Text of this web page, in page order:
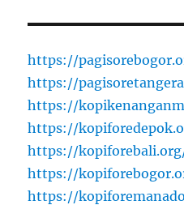
https://
https://
https://
https://
https://
https://
https://